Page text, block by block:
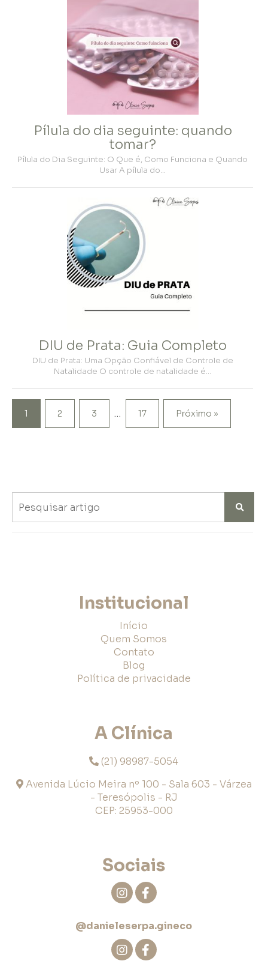
Pílula do dia seguinte: quando
tomar?
Pílula do Dia Seguinte: O Que é, Como Funciona e Quando
Usar A pílula do…
DIU de Prata: Guia Completo
DIU de Prata: Uma Opção Confiável de Controle de
Natalidade O controle de natalidade é…
1 2 3 … 17 Próximo »
Institucional
Início
Quem Somos
Contato
Blog
Política de privacidade
A Clínica
(21) 98987-5054
Avenida Lúcio Meira nº 100 - Sala 603 - Várzea
- Teresópolis - RJ
CEP: 25953-000
Sociais
@danieleserpa.gineco